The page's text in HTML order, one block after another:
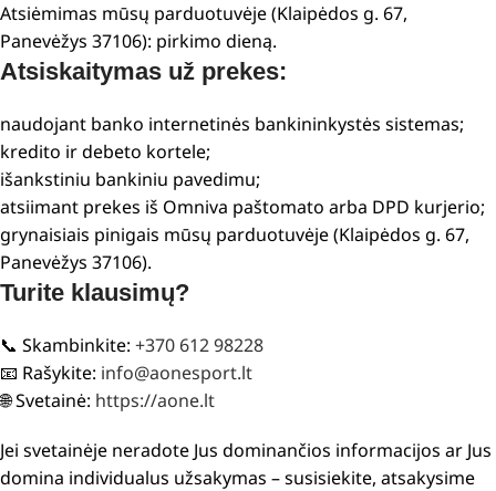
Atsiėmimas mūsų parduotuvėje (Klaipėdos g. 67,
Panevėžys 37106): pirkimo dieną.
Atsiskaitymas už prekes:
naudojant banko internetinės bankininkystės sistemas;
kredito ir debeto kortele;
išankstiniu bankiniu pavedimu;
atsiimant prekes iš Omniva paštomato arba DPD kurjerio;
grynaisiais pinigais mūsų parduotuvėje (Klaipėdos g. 67,
Panevėžys 37106).
Turite klausimų?
📞 Skambinkite: +370 612 98228
📧 Rašykite: info@aonesport.lt
🌐 Svetainė: https://aone.lt
Jei svetainėje neradote Jus dominančios informacijos ar Jus
domina individualus užsakymas – susisiekite, atsakysime